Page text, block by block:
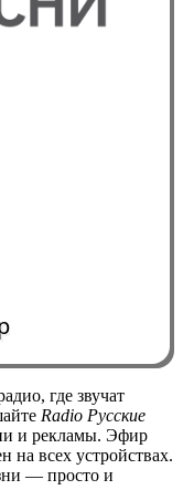
где звучат
Radio Русские
и рекламы. Эфир
на всех устройствах.
— просто и